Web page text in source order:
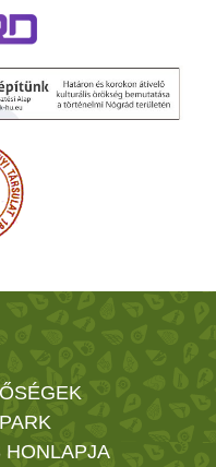
HONLAPJA